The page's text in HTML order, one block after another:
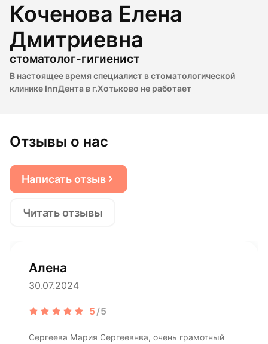
Коченова Елена
Дмитриевна
стоматолог-гигиенист
В настоящее время специалист в стоматологической
клинике InnДента в г.Хотьково не работает
Отзывы о нас
Написать отзыв
Читать отзывы
Алена
30.07.2024
5/5
Сергеева Мария Сергеевнва, очень грамотный